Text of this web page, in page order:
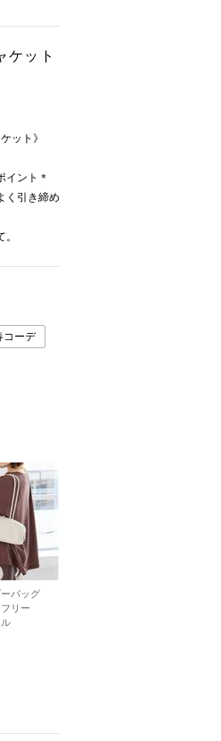
ケット
ット》
イント＊
く引き締め
コーデ
バッグ
フリー